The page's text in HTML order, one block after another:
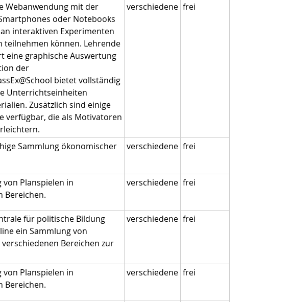
Webanwendung mit der
oder Notebooks
interaktiven Experimenten
teilnehmen können. Lehrende
eine graphische Auswertung
der
bietet vollständig
Unterrichtseinheiten
Zusätzlich sind einige
verfügbar, die als Motivatoren
verschiedene frei
Sammlung ökonomischer
verschiedene frei
von Planspielen in
Bereichen.
verschiedene frei
für politische Bildung
ein Sammlung von
Bereichen zur
verschiedene frei
von Planspielen in
Bereichen.
verschiedene frei